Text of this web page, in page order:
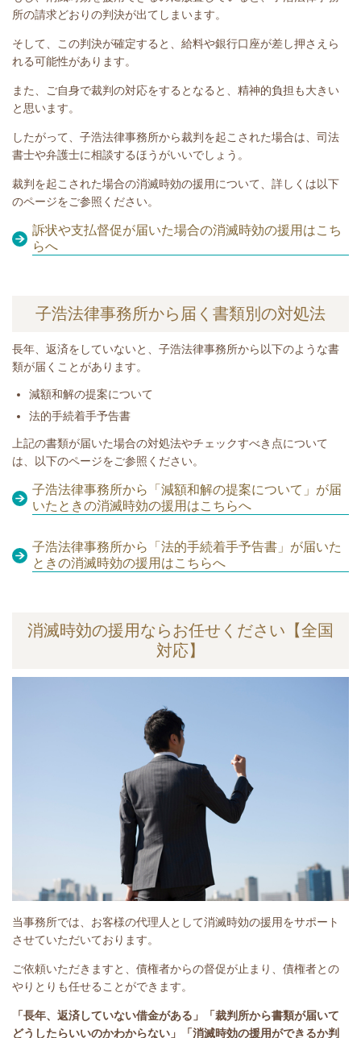
所の請求どおりの判決が出てしまいます。
そして、この判決が確定すると、給料や銀行口座が差し押さえら
れる可能性があります。
また、ご自身で裁判の対応をするとなると、精神的負担も大きい
と思います。
したがって、子浩法律事務所から裁判を起こされた場合は、司法
書士や弁護士に相談するほうがいいでしょう。
裁判を起こされた場合の消滅時効の援用について、詳しくは以下
のページをご参照ください。
訴状や支払督促が届いた場合の消滅時効の援用はこち
らへ
子浩法律事務所から届く書類別の対処法
長年、返済をしていないと
、子浩法律事務所から以下のような書
類が届くことがあります。
​減額和解の提案について
法的手続着手予告書
​​上記の書類が届いた場合の対処法やチェックすべき点について
は、以下のページをご参照ください。
子浩法律事務所から「減額和解の提案について」が届
いたときの消滅時効の援用はこちらへ
子浩法律事務所から「法的手続着手予告書」が届いた
ときの消滅時効の援用はこちらへ
消滅時効の援用ならお任せください【全国
対応】
当事務所では、お客様の代理人として消滅時効の援用をサポート
させていただいております。
ご依頼いただきますと、債権者からの督促が止まり、債権者との
やりとりも任せることができます。
「長年、返済していない借金がある」
「裁判所から書類が届いて
どうしたらいいのかわからない」「消滅時効の援用ができるか判